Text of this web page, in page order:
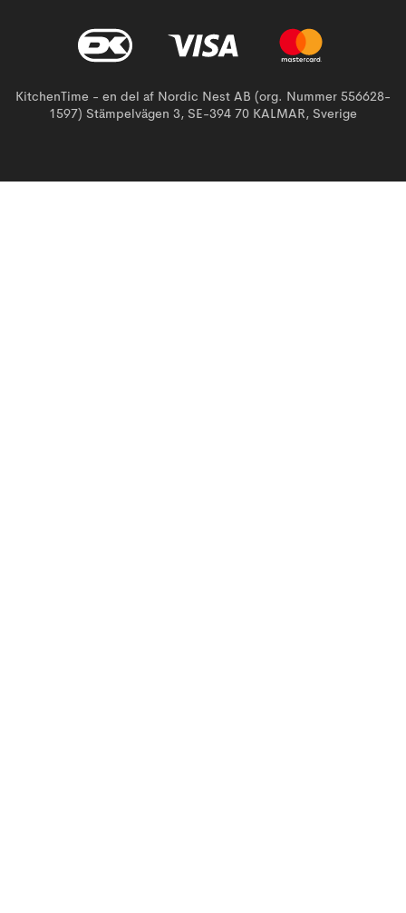
KitchenTime - en del af Nordic Nest AB (org. Nummer 556628-
1597) Stämpelvägen 3, SE-394 70 KALMAR, Sverige